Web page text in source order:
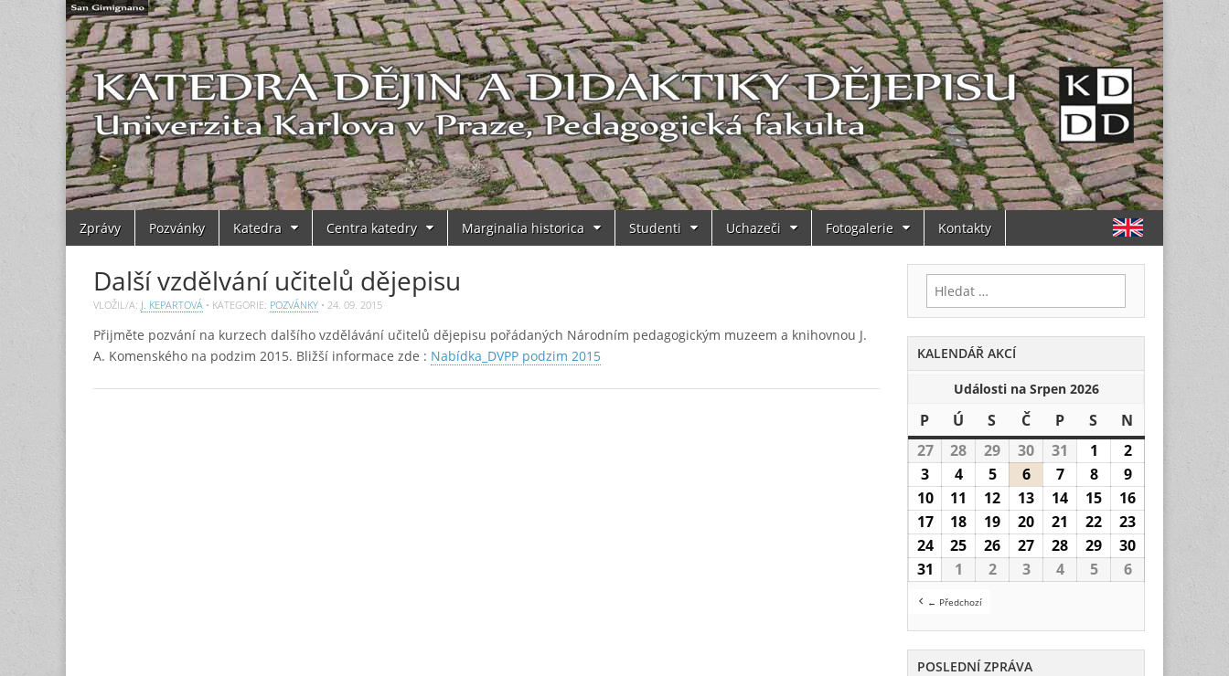
Main
menu
SkipZprávy Pozvánky Katedra Centra katedry Marginalia historica Studenti Uchazeči Fotogalerie Kontakty
Další vzdělvání učitelů dějepisu
VLOŽIL/A: J. KEPARTOVÁ • KATEGORIE: POZVÁNKY • 24. 09. 2015
Přijměte pozvání na kurzech dalšího vzdělávání učitelů dějepisu pořádaných Národním pedagogickým muzeem a knihovnou J.
A. Komenského na podzim 2015. Bližší informace zde : Nabídka_DVPP podzim 2015
Vyhledávání
KALENDÁŘ AKCÍ
Události na Srpen 2026
P Pondělí
Ú Úterý
S Středa
ČČtvrtek
PPátek
S Sobota
N
2727.7.2026
28 28.7.2026
29 29.7.2026
30 30.7.2026
31 31.7.2026
1 1.8.2026
22.8.2026
3 3.8.2026
44.8.2026
55.8.2026
66.8.2026
77.8.2026
88.8.2026
99.8.2026
1010.8.2026
11 11.8.2026
12 12.8.2026
13 13.8.2026
14 14.8.2026
15 15.8.2026
16 16.8.2026
1717.8.2026
18 18.8.2026
19 19.8.2026
20 20.8.2026
21 21.8.2026
22 22.8.2026
23
2424.8.2026
25 25.8.2026
26 26.8.2026
27 27.8.2026
28 28.8.2026
29 29.8.2026
30
31 31.8.2026
1 1.9.2026
22.9.2026
33.9.2026
44.9.2026
55.9.2026
66.9.2026
← Předchozí
POSLEDNÍ ZPRÁVA